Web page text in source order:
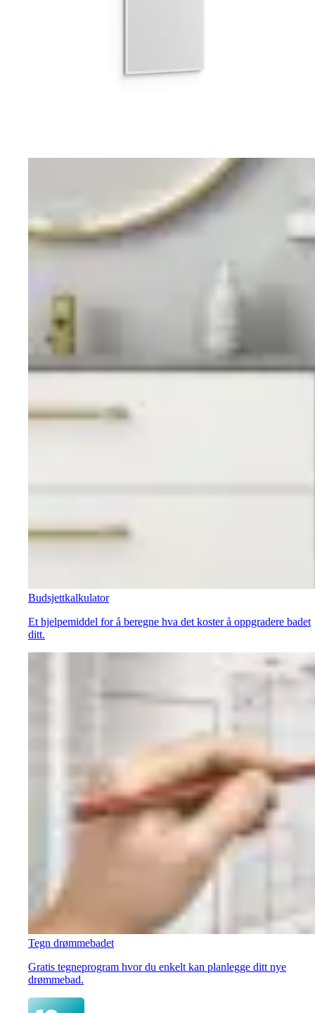
Budsjettkalkulator
Et hjelpemiddel for å beregne hva det koster å oppgradere badet
ditt.
Tegn drømmebadet
Gratis tegneprogram hvor du enkelt kan planlegge ditt nye
drømmebad.